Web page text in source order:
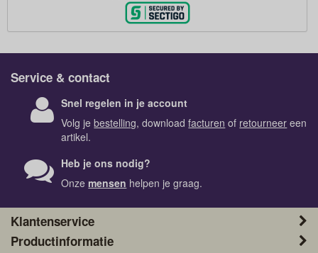
Service & contact
Snel regelen in je account
Volg jebestelling, downloadfacturen of retourneer een
artikel.
Heb je ons nodig?
Onzemensen helpen je graag.
Klantenservice
Productinformatie